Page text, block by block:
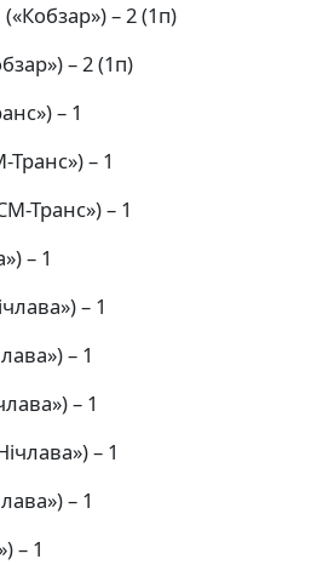
– 2 (1п)
– 2 (1п)
– 1
– 1
Транс») – 1
– 1
– 1
– 1
– 1
– 1
– 1
– 1